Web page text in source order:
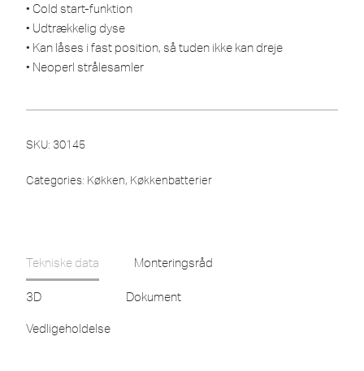
• Cold start-funktion
• Udtrækkelig dyse
• Kan låses i fast position, så tuden ikke kan dreje
• Neoperl strålesamler
SKU: 30145
Categories: Køkken, Køkkenbatterier
Tekniske data Monteringsråd
3D Dokument
Vedligeholdelse